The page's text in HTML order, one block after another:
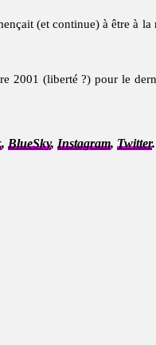
(et continue) à être à la
2001 (liberté ?) pour le
, BlueSky, Instagram, Twitter.